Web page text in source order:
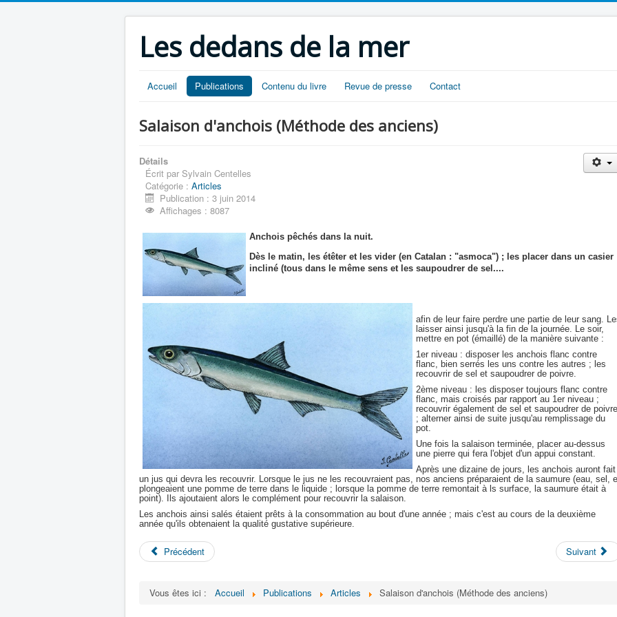
Les dedans de la mer
Accueil Publications Contenu du livre Revue de presse Contact
Salaison d'anchois (Méthode des anciens)
Détails
Écrit par Sylvain Centelles
Catégorie : Articles
Publication : 3 juin 2014
Affichages : 8087
Anchois pêchés dans la nuit.
Dès le matin, les étêter et les vider (en Catalan : "asmoca") ; les placer dans un casier
incliné (tous dans le même sens et les saupoudrer de sel....
afin de leur faire perdre une partie de leur sang.
laisser ainsi jusqu'à la fin de la journée. Le soir,
mettre en pot (émaillé) de la manière suivante :
1er niveau : disposer les anchois flanc contre
flanc, bien serrés les uns contre les autres ; les
recouvrir de sel et saupoudrer de poivre.
2ème niveau : les disposer toujours flanc contre
flanc, mais croisés par rapport au 1er niveau ;
recouvrir également de sel et saupoudrer de poivre
; alterner ainsi de suite jusqu'au remplissage du
pot.
Une fois la salaison terminée, placer au-dessus
une pierre qui fera l'objet d'un appui constant.
Après une dizaine de jours, les anchois auront fait
un jus qui devra les recouvrir. Lorsque le jus ne les recouvraient pas, nos anciens préparaient de la saumure (eau, sel,
plongeaient une pomme de terre dans le liquide ; lorsque la pomme de terre remontait à ls surface, la saumure était à
point). Ils ajoutaient alors le complément pour recouvrir la salaison.
Les anchois ainsi salés étaient prêts à la consommation au bout d'une année ; mais c'est au cours de la deuxième
année qu'ils obtenaient la qualité gustative supérieure.
Précédent Suivant
Vous êtes ici : Accueil Publications Articles Salaison d'anchois (Méthode des anciens)